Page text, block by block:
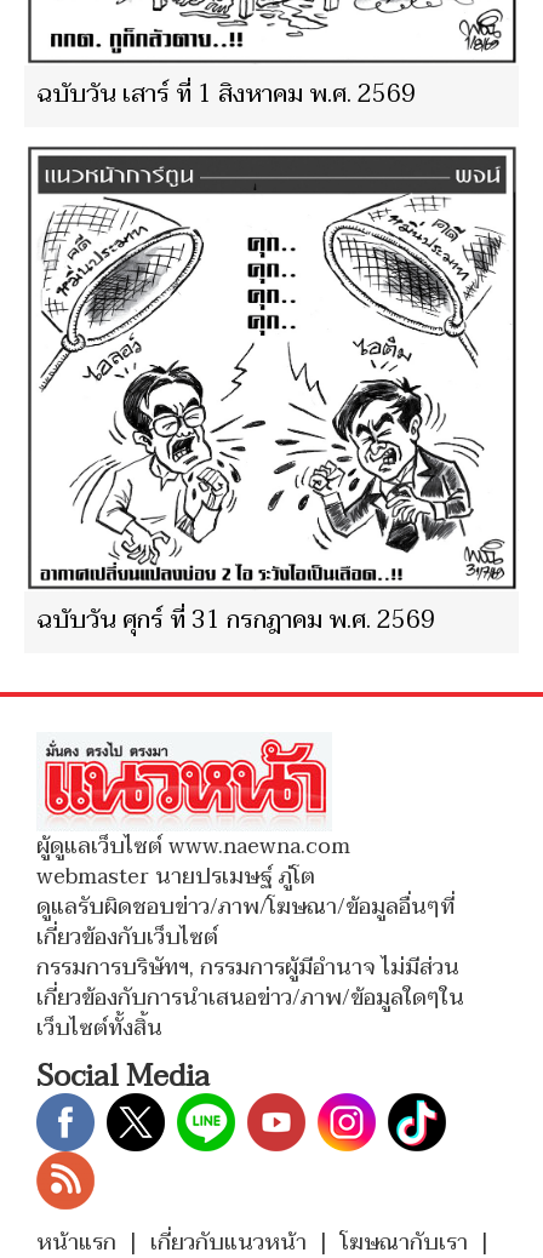
ฉบับวัน เสาร์ ที่ 1 สิงหาคม พ.ศ. 2569
ฉบับวัน ศุกร์ ที่ 31 กรกฎาคม พ.ศ. 2569
ผู้ดูแลเว็บไซต์ www.naewna.com
webmaster นายปรเมษฐ์ ภู่โต
ดูแลรับผิดชอบข่าว/ภาพ/โฆษณา/ข้อมูลอื่นๆที่
เกี่ยวข้องกับเว็บไซต์
กรรมการบริษัทฯ, กรรมการผู้มีอำนาจ ไม่มีส่วน
เกี่ยวข้องกับการนำเสนอข่าว/ภาพ/ข้อมูลใดๆใน
เว็บไซต์ทั้งสิ้น
Social Media
หน้าแรก | เกี่ยวกับแนวหน้า | โฆษณากับเรา |